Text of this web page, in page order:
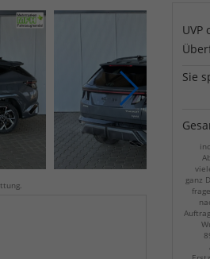
UVP
Sie
ganz